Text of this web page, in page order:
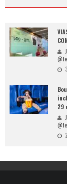
29